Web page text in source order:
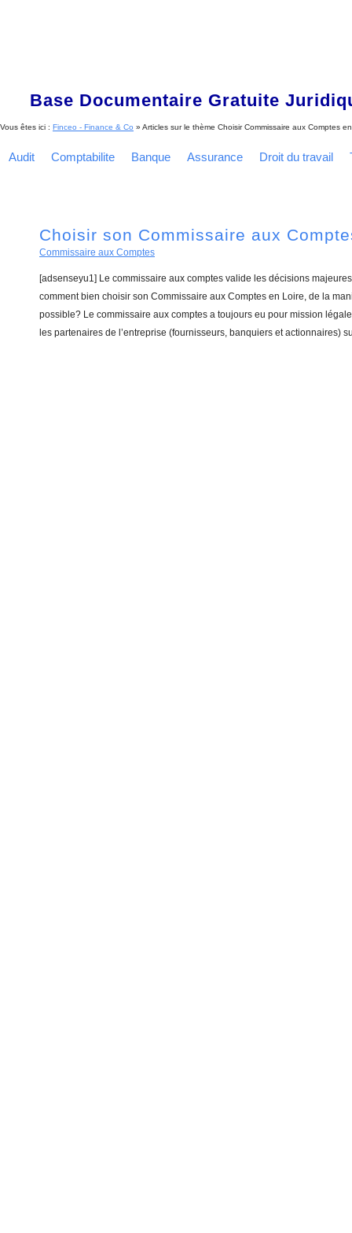
Base Documentaire Gratuite
Vous êtes ici : Finceo - Finance & Co » Articles sur le thème Choisir Commissaire aux Comptes
Audit Comptabilite Banque Assurance Droit du travail
Choisir son Commissaire aux
Commissaire aux Comptes
[adsenseyu1] Le commissaire aux comptes valide les décisions
comment bien choisir son Commissaire aux Comptes en Loire, de la
possible? Le commissaire aux comptes a toujours eu pour mission
les partenaires de l’entreprise (fournisseurs, banquiers et actionnaires)